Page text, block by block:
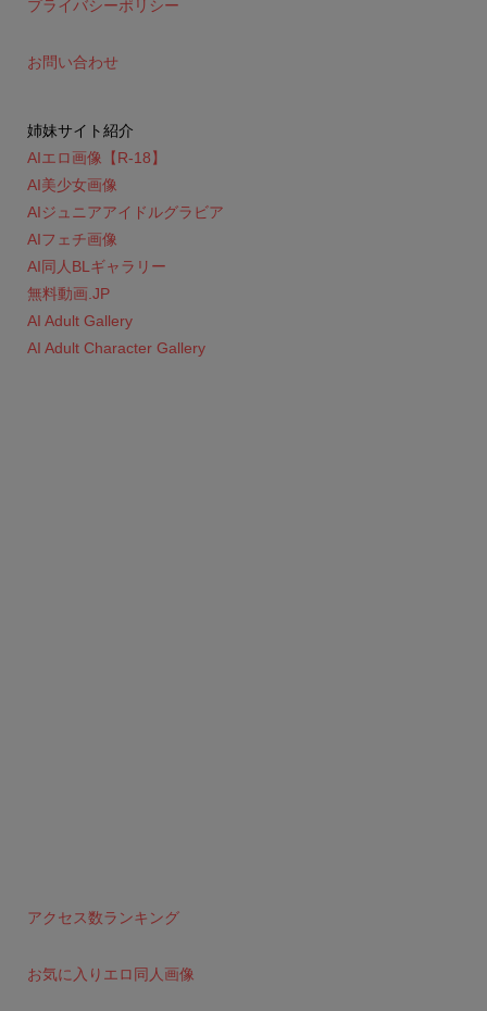
プライバシーポリシー
お問い合わせ
姉妹サイト紹介
AIエロ画像【R-18】
AI美少女画像
AIジュニアアイドルグラビア
AIフェチ画像
AI同人BLギャラリー
無料動画.JP
AI Adult Gallery
AI Adult Character Gallery
アクセス数ランキング
お気に入りエロ同人画像